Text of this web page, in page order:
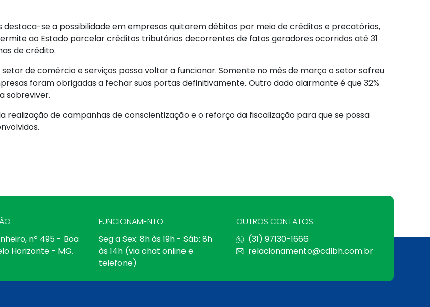
se a possibilidade em empresas quitarem débitos por meio de créditos e precatórios,
ao Estado parcelar créditos tributários decorrentes de fatos geradores ocorridos até 31
de crédito.
de comércio e serviços possa voltar a funcionar. Somente no mês de março o setor sofreu
foram obrigadas a fechar suas portas definitivamente. Outro dado alarmante é que 32%
sobreviver.
de campanhas de conscientização e o reforço da fiscalização para que se possa
nº 495 - Boa
Horizonte - MG.
FUNCIONAMENTO
Seg a Sex: 8h às 19h - Sáb: 8h
às 14h (via chat online e
telefone)
OUTROS CONTATOS
(31) 97130-1666
relacionamento@cdlbh.com.br